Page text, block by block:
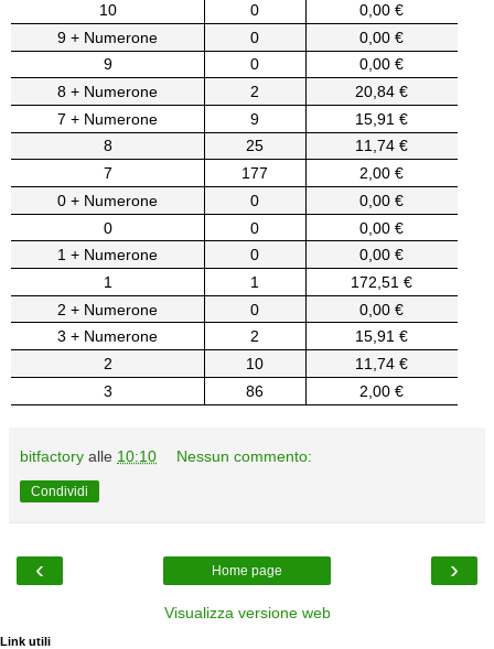
10
0
0,00 €
9 + Numerone
0
0,00 €
9
0
0,00 €
8 + Numerone
2
20,84 €
7 + Numerone
9
15,91 €
8
25
11,74 €
7
177
2,00 €
0 + Numerone
0
0,00 €
0
0
0,00 €
1 + Numerone
0
0,00 €
1
1
172,51 €
2 + Numerone
0
0,00 €
3 + Numerone
2
15,91 €
2
10
11,74 €
3
86 2,00 €
bitfactory alle 10:10 Nessun commento:
Condividi
‹ ›
Home page
Visualizza versione web
Link utili